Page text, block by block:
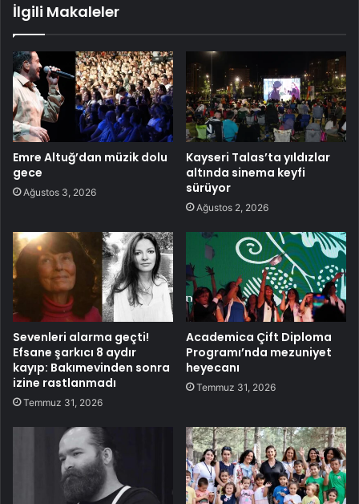
İlgili Makaleler
Emre Altuğ’dan müzik dolu
gece
Ağustos 3, 2026
Kayseri Talas’ta yıldızlar
altında sinema keyfi
sürüyor
Ağustos 2, 2026
Sevenleri alarma geçti!
Efsane şarkıcı 8 aydır
kayıp: Bakımevinden sonra
izine rastlanmadı
Temmuz 31, 2026
Academica Çift Diploma
Programı’nda mezuniyet
heyecanı
Temmuz 31, 2026